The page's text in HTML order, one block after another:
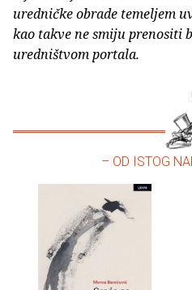
uredničke obrade temeljem
kao takve ne smiju prenositi
uredništvom portala.
– OD ISTOG